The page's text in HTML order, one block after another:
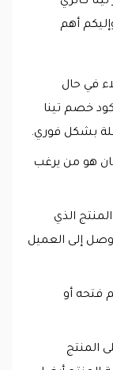
أهم
في حال
خصم تينا
بشكل فوري.
هو من يرغب
الذي
إلى العميل
فتحه أو
المنتج